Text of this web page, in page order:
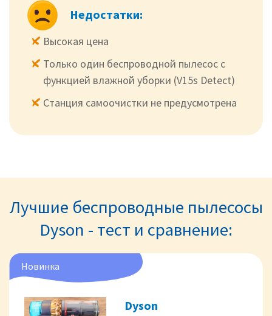
Недостатки:
Высокая цена
Только один беспроводной пылесос с
функцией влажной уборки (V15s Detect)
Станция самоочистки не предусмотрена
Лучшие беспроводные пылесосы
Dyson - тест и сравнение:
Новинка
Dyson